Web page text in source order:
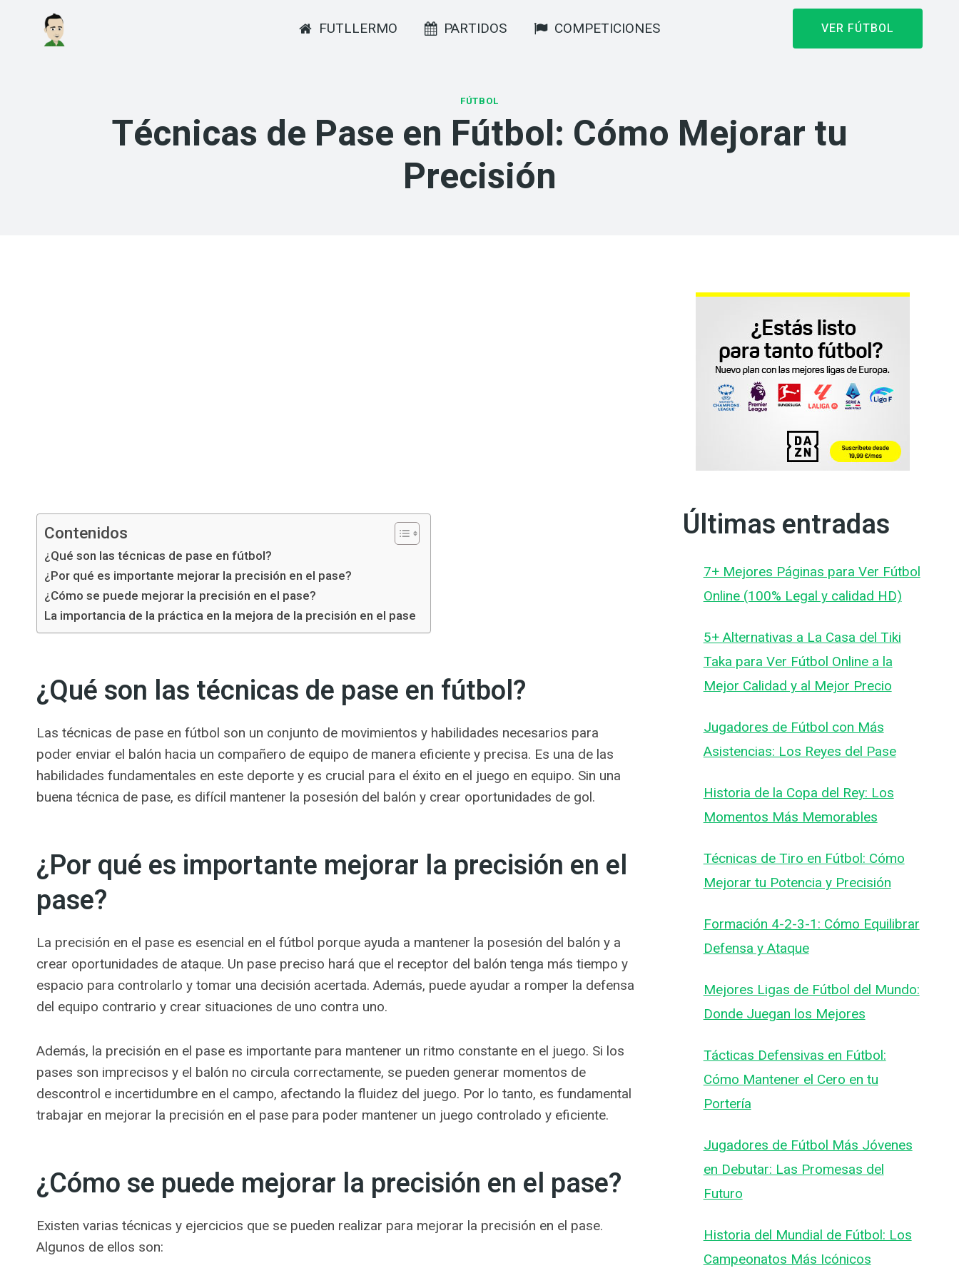
FUTLLERMO PARTIDOS COMPETICIONES VER FÚTBOL
FÚTBOL
Técnicas de Pase en Fútbol: Cómo Mejorar tu
Precisión
Contenidos
¿Qué son las técnicas de pase en fútbol?
¿Por qué es importante mejorar la precisión en el pase?
¿Cómo se puede mejorar la precisión en el pase?
La importancia de la práctica en la mejora de la precisión en el pase
¿Qué son las técnicas de pase en fútbol?
Las técnicas de pase en fútbol son un conjunto de movimientos y habilidades necesarios para
poder enviar el balón hacia un compañero de equipo de manera eficiente y precisa. Es una de las
habilidades fundamentales en este deporte y es crucial para el éxito en el juego en equipo. Sin una
buena técnica de pase, es difícil mantener la posesión del balón y crear oportunidades de gol.
¿Por qué es importante mejorar la precisión en el
pase?
La precisión en el pase es esencial en el fútbol porque ayuda a mantener la posesión del balón y a
crear oportunidades de ataque. Un pase preciso hará que el receptor del balón tenga más tiempo y
espacio para controlarlo y tomar una decisión acertada. Además, puede ayudar a romper la defensa
del equipo contrario y crear situaciones de uno contra uno.
Además, la precisión en el pase es importante para mantener un ritmo constante en el juego. Si los
pases son imprecisos y el balón no circula correctamente, se pueden generar momentos de
descontrol e incertidumbre en el campo, afectando la fluidez del juego. Por lo tanto, es fundamental
trabajar en mejorar la precisión en el pase para poder mantener un juego controlado y eficiente.
¿Cómo se puede mejorar la precisión en el pase?
Existen varias técnicas y ejercicios que se pueden realizar para mejorar la precisión en el pase.
Algunos de ellos son:
Últimas entradas
7+ Mejores Páginas para Ver Fútbol
Online (100% Legal y calidad HD)
5+ Alternativas a La Casa del Tiki
Taka para Ver Fútbol Online a la
Mejor Calidad y al Mejor Precio
Jugadores de Fútbol con Más
Asistencias: Los Reyes del Pase
Historia de la Copa del Rey: Los
Momentos Más Memorables
Técnicas de Tiro en Fútbol: Cómo
Mejorar tu Potencia y Precisión
Formación 4-2-3-1: Cómo Equilibrar
Defensa y Ataque
Mejores Ligas de Fútbol del Mundo:
Donde Juegan los Mejores
Tácticas Defensivas en Fútbol:
Cómo Mantener el Cero en tu
Portería
Jugadores de Fútbol Más Jóvenes
en Debutar: Las Promesas del
Futuro
Historia del Mundial de Fútbol: Los
Campeonatos Más Icónicos